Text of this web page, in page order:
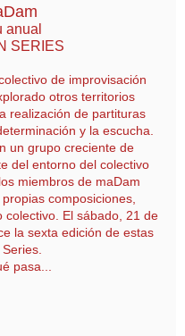
anual
SERIES
de improvisación
otros territorios
realización de partituras
y la escucha.
un grupo creciente de
del entorno del colectivo
miembros de maDam
composiciones,
El sábado, 21 de
la sexta edición de estas
pasa...